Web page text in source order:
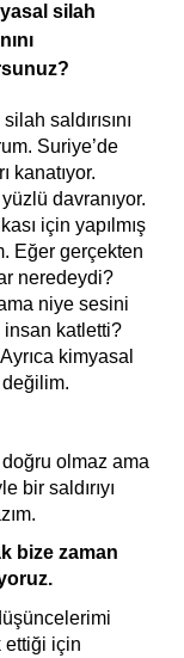
silah
saldırısını
Suriye’de
kanatıyor.
davranıyor.
için yapılmış
Eğer gerçekten
neredeydi?
niye sesini
insan katletti?
kimyasal
olmaz ama
bir saldırıyı
bize zaman
ettiği için